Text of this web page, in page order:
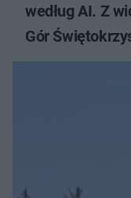
według AI. Z
Gór